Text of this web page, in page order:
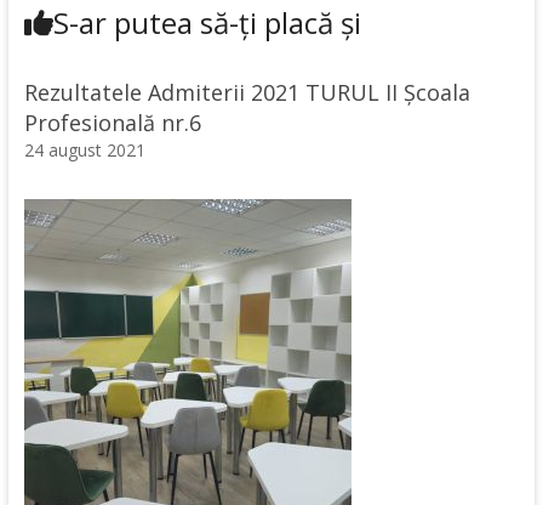
S-ar putea să-ți placă și
Rezultatele Admiterii 2021 TURUL II Școala
Profesională nr.6
24 august 2021